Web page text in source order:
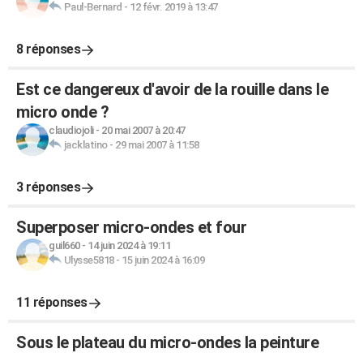
Paul-Bernard - 12 févr. 2019 à 13:47
8 réponses
Est ce dangereux d'avoir de la rouille dans le
micro onde ?
claudiojoli- 20 mai 2007 à 20:47
jacklatino- 29 mai 2007 à 11:58
3 réponses
Superposer micro-ondes et four
guil660- 14 juin 2024 à 19:11
Ulysse5818- 15 juin 2024 à 16:09
11 réponses
Sous le plateau du micro-ondes la peinture